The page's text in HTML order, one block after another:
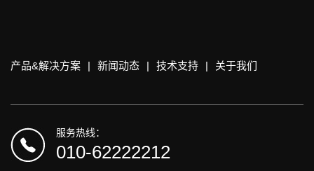
产品&解决方案 | 新闻动态 | 技术支持 | 关于我们
服务热线：
010-62222212